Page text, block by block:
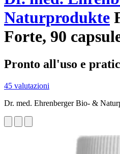
Naturprodukte
Forte, 90
Pronto all'uso e
45 valutazioni
Dr. med. Ehrenberger Bio- &